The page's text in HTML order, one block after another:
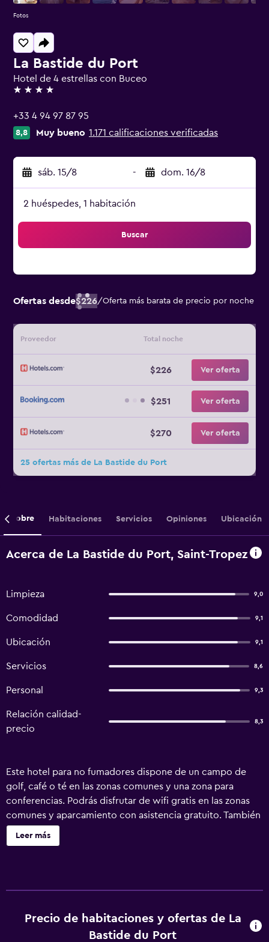
La Bastide du Port
Hotel de 4 estrellas con Buceo
4 estrellas
+33 4 94 97 87 95
8,8 Muy bueno 1.171 calificaciones verificadas
sáb. 15/8 - dom. 16/8
2 huéspedes, 1 habitación
Buscar
Ofertas desde$226/Oferta más barata de precio por noche
Proveedor Total noche
$226 Ver oferta
$251 Ver oferta
$270 Ver oferta
25 ofertas más de La Bastide du Port
Fotos
Sobre Habitaciones Servicios Opiniones Ubicación
Acerca de La Bastide du Port, Saint-Tropez
Limpieza 9,0
Comodidad 9,1
Ubicación 9,1
Servicios 8,6
Personal 9,3
Relación calidad-
precio
8,3
Este hotel para no fumadores dispone de un campo de
golf, café o té en las zonas comunes y una zona para
conferencias. Podrás disfrutar de wifi gratis en las zonas
comunes y aparcamiento con asistencia gratuito. También
encontrarás servicios de conserjería, servicio de
recepción 24 horas y una sala de ordenadores. La Bastide
albornoces, zapatillas y artículos de higiene personal de
diseño. Este hotel en Saint-Tropez ofrece acceso a
Leer más
Precio de habitaciones y ofertas de La
Bastide du Port